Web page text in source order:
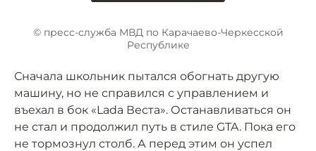
© пресс-служба МВД по Карачаево-Черкесской
Республике
Сначала школьник пытался обогнать другую
машину, но не справился с управлением и
въехал в бок «Lada Веста». Останавливаться он
не стал и продолжил путь в стиле GTA. Пока его
не тормознул столб. А перед этим он успел